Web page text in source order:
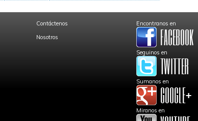
Contáctenos
Nosotros
Encontranos en
Seguinos en
Sumanos en
Miranos en